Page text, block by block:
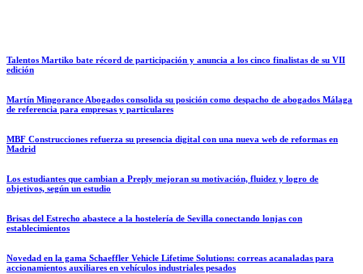
Talentos Martiko bate récord de participación y anuncia a los cinco finalistas de su VII
edición
Martín Mingorance Abogados consolida su posición como despacho de abogados Málaga
de referencia para empresas y particulares
MBF Construcciones refuerza su presencia digital con una nueva web de reformas en
Madrid
Los estudiantes que cambian a Preply mejoran su motivación, fluidez y logro de
objetivos, según un estudio
Brisas del Estrecho abastece a la hostelería de Sevilla conectando lonjas con
establecimientos
Novedad en la gama Schaeffler Vehicle Lifetime Solutions: correas acanaladas para
accionamientos auxiliares en vehículos industriales pesados